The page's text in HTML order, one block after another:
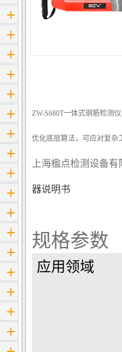
ZW-S680T一体式钢筋检测仪
优化底层算法，可应对复杂
上海楹点检测设备有
器说明书
规格参数
应用领域